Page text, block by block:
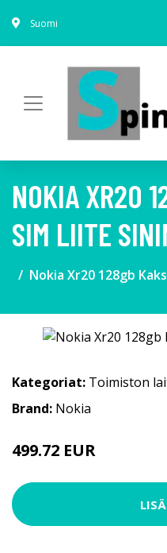
Suomi
NOKIA XR20
SIM LIITE
Nokia Xr20 128gb
Kategoriat: Toimiston
Brand: Nokia
499.72 EUR